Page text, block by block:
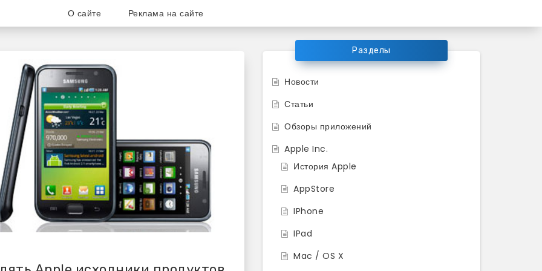
для любителей и поклонников продукции Apple
О сайте Реклама на сайте
Разделы
Новости
Статьи
Обзоры приложений
Apple Inc.
История Apple
AppStore
IPhone
IPad
Mac / OS X